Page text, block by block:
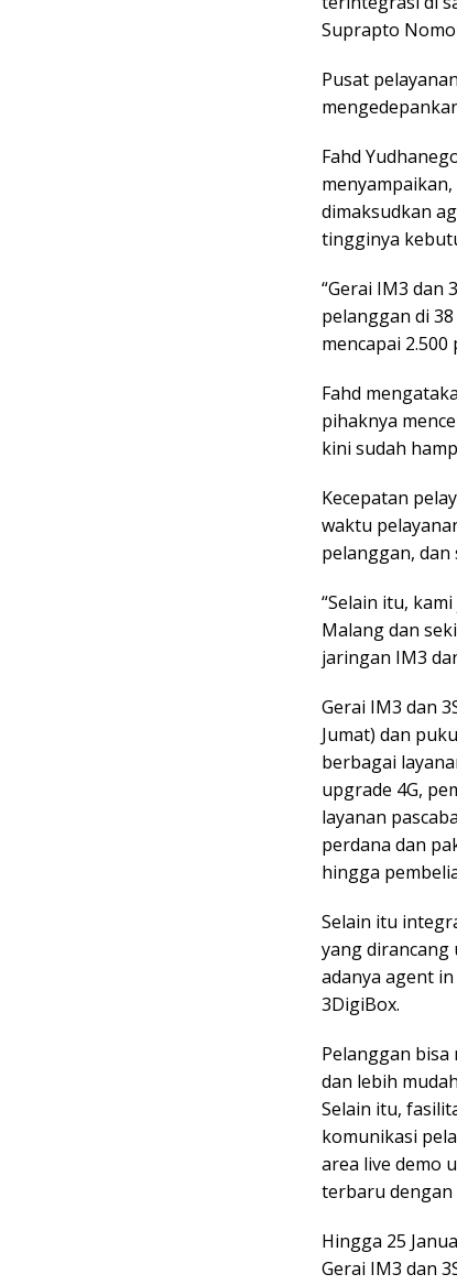
Suprapto
Pusat
Fahd
dimaksudkan
tingginya
“Gerai IM3 dan
pelanggan di
mencapai
Fahd
pihaknya
kini sudah
Kecepatan
waktu
pelanggan, dan
“Selain itu,
Malang dan
jaringan IM3
Gerai IM3 dan
Jumat) dan
berbagai
upgrade 4G,
layanan
perdana dan
hingga
Selain itu
yang dirancang
adanya agent
3DigiBox.
Pelanggan
dan lebih
Selain itu,
komunikasi
area live demo
terbaru dengan
Hingga 25
Gerai IM3 dan